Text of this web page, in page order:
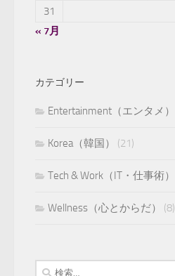
31
« 7月
カテゴリー
Entertainment（エンタメ）
Korea（韓国） (21)
Tech & Work（IT・仕事術）
Wellness（心とからだ） (8)
検